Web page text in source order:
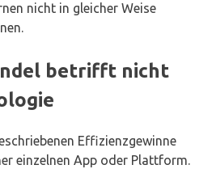
nicht in gleicher Weise
betrifft nicht
Effizienzgewinne
einzelnen App oder Plattform.